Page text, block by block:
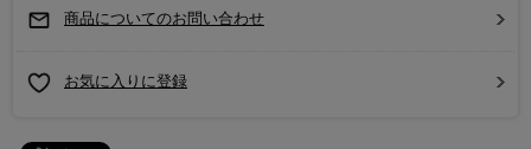
商品についてのお問い合わせ
お気に入りに登録